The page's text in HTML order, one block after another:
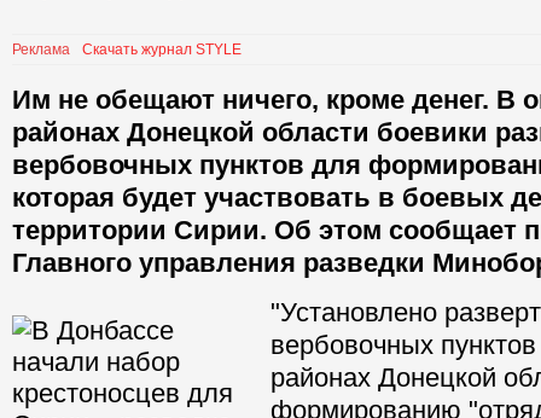
Реклама Скачать журнал STYLE
Им не обещают ничего, кроме денег. В
районах Донецкой области боевики
вербовочных пунктов для
которая будет участвовать в боевых
территории Сирии. Об этом сообщает
Главного управления разведки
"Установлено
вербовочных
районах Донецкой
формированию